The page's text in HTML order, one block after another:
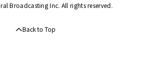
Broadcasting Inc. All rights reserved.
Back to Top